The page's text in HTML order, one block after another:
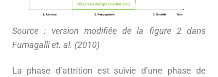
Source : version modifiée de la figure 2 dans
Fumagalli et. al. (2010)
La phase d’attrition est suivie d’une phase de